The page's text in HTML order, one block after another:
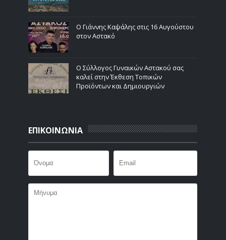
Ο Γιάννης Καψάλης στις 16 Αυγούστου
στον Αστακό
Ο Σύλλογος Γυναικών Αστακού σας
καλεί στην Έκθεση Τοπικών
Προϊόντων και Δημιουργιών
ΕΠΙΚΟΙΝΩΝΙΑ